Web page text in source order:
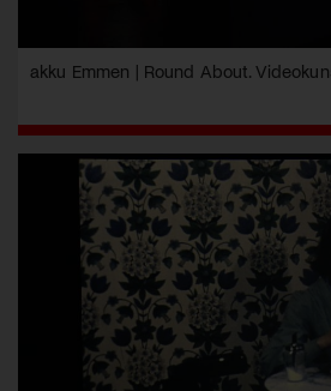
akku Emmen | Round About.